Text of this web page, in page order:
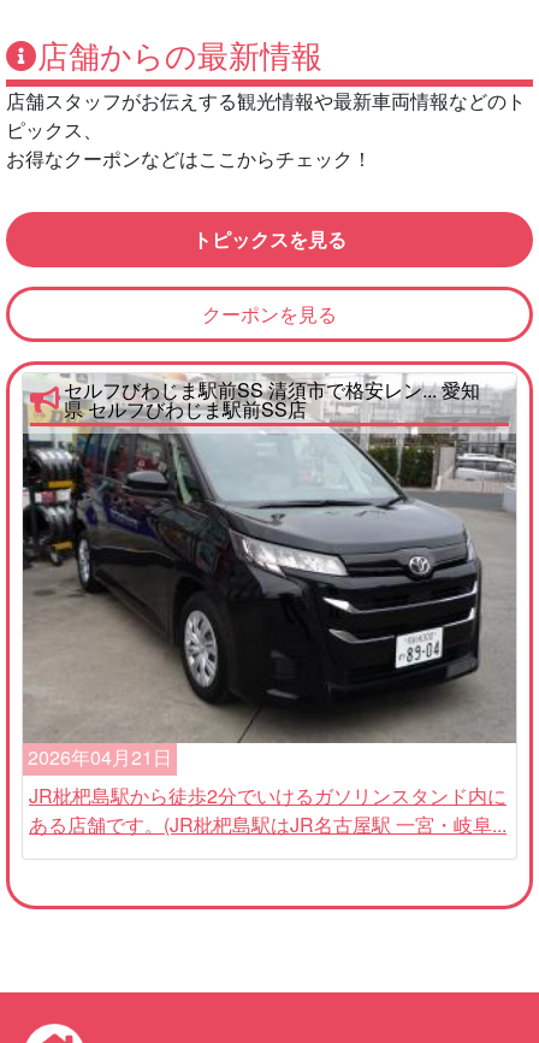
店舗からの最新情報
店舗スタッフがお伝えする観光情報や最新車両情報などのト
ピックス、
お得なクーポンなどはここからチェック！
トピックスを見る
クーポンを見る
セルフびわじま駅前SS 清須市で格安レン... 愛知
県 セルフびわじま駅前SS店
2026年04月21日
JR枇杷島駅から徒歩2分でいけるガソリンスタンド内に
ある店舗です。(JR枇杷島駅はJR名古屋駅 一宮・岐阜...